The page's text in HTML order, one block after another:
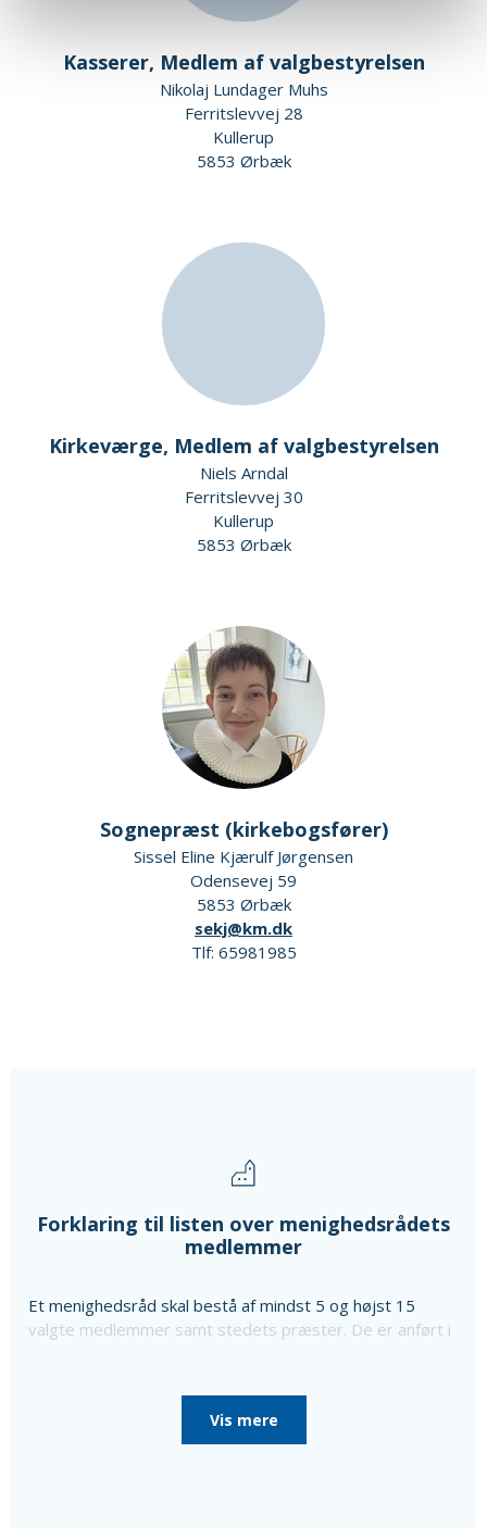
Kasserer, Medlem af valgbestyrelsen
Nikolaj Lundager Muhs
Ferritslevvej 28
Kullerup
5853 Ørbæk
Kirkeværge, Medlem af valgbestyrelsen
Niels Arndal
Ferritslevvej 30
Kullerup
5853 Ørbæk
Sognepræst (kirkebogsfører)
Sissel Eline Kjærulf Jørgensen
Odensevej 59
5853 Ørbæk
sekj@km.dk
Tlf: 65981985
Forklaring til listen over menighedsrådets
medlemmer
Et menighedsråd skal bestå af mindst 5 og højst 15
valgte medlemmer samt stedets præster. De er anført i
menighedsrådet konstituerede sig, til særlige poster
som bl.a. kirkeværge og regnskabsfører.
Disse personer er i så fald nævnt efter de valgte
Vis mere